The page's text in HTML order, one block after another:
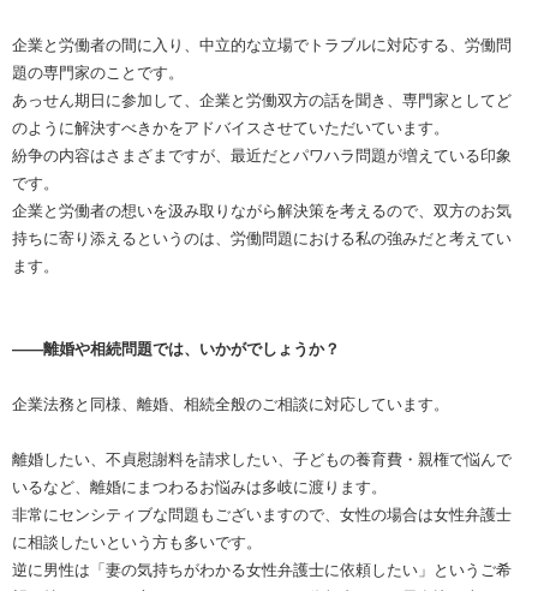
企業と労働者の間に入り、中立的な立場でトラブルに対応する、労働問
題の専門家のことです。
あっせん期日に参加して、企業と労働双方の話を聞き、専門家としてど
のように解決すべきかをアドバイスさせていただいています。
紛争の内容はさまざまですが、最近だとパワハラ問題が増えている印象
です。
企業と労働者の想いを汲み取りながら解決策を考えるので、双方のお気
持ちに寄り添えるというのは、労働問題における私の強みだと考えてい
ます。
――離婚や相続問題では、いかがでしょうか？
企業法務と同様、離婚、相続全般のご相談に対応しています。
離婚したい、不貞慰謝料を請求したい、子どもの養育費・親権で悩んで
いるなど、離婚にまつわるお悩みは多岐に渡ります。
非常にセンシティブな問題もございますので、女性の場合は女性弁護士
に相談したいという方も多いです。
逆に男性は「妻の気持ちがわかる女性弁護士に依頼したい」というご希